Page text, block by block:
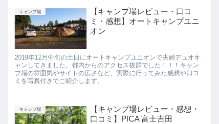
キャンプ場
【キャンプ場レビュー・口コ
ミ・感想】オートキャンプユニ
オン
2019年12月中旬の土日にオートキャンプユニオンで夫婦デュオキ
ャンしてきました。都内からのアクセス抜群でした！！！キャン
プ場の雰囲気やサイトの広さなど、実際に行ってみた感想や口コ
ミを写真付きでご紹介します。
キャンプ場
【キャンプ場レビュー・感想・
口コミ】PICA 富士吉田